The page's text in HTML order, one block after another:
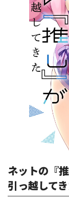
ネットの『
引っ越して